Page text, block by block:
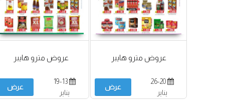
عروض مترو هايبر
26-20
يناير
عرض
عروض مترو هايبر
19-13
يناير
عرض